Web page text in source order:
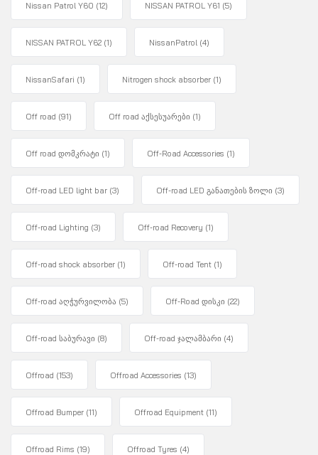
Nissan Patrol Y60 (12) NISSAN PATROL Y61 (5)
NISSAN PATROL Y62 (1) NissanPatrol (4)
NissanSafari (1) Nitrogen shock absorber (1)
Off road (91) Off road აქსესუარები (1)
Off road დომკრატი (1) Off-Road Accessories (1)
Off-road LED light bar (3) Off-road LED განათების ზოლი (3)
Off-road Lighting (3) Off-road Recovery (1)
Off-road shock absorber (1) Off-road Tent (1)
Off-road აღჭურვილობა (5) Off-Road დისკი (22)
Off-road საბურავი (8) Off-road ჯალამბარი (4)
Offroad (153) Offroad Accessories (13)
Offroad Bumper (11) Offroad Equipment (11)
Offroad Rims (19) Offroad Tyres (4)